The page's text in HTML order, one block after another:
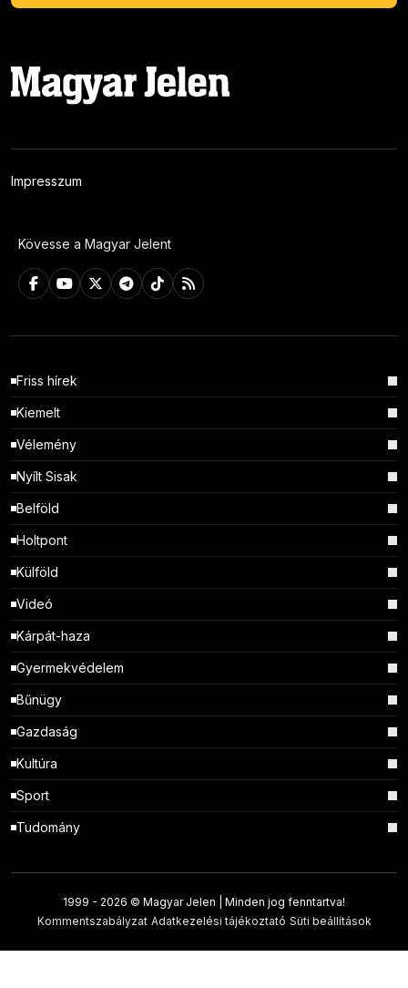
Impresszum
Kövesse a Magyar Jelent
Friss hírek
Kiemelt
Vélemény
Nyílt Sisak
Belföld
Holtpont
Külföld
Videó
Kárpát-haza
Gyermekvédelem
Bűnügy
Gazdaság
Kultúra
Sport
Tudomány
1999 - 2026 © Magyar Jelen | Minden jog fenntartva!
Kommentszabályzat Adatkezelési tájékoztató Süti beállítások